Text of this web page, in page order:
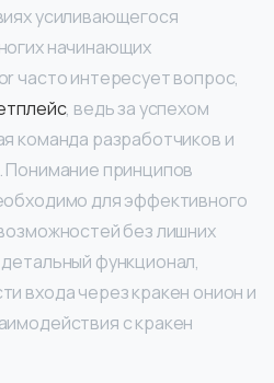
усиливающегося
начинающих
часто интересует вопрос,
, ведь за успехом
команда разработчиков и
Понимание принципов
для эффективного
без лишних
функционал,
входа через кракен онион и
с кракен